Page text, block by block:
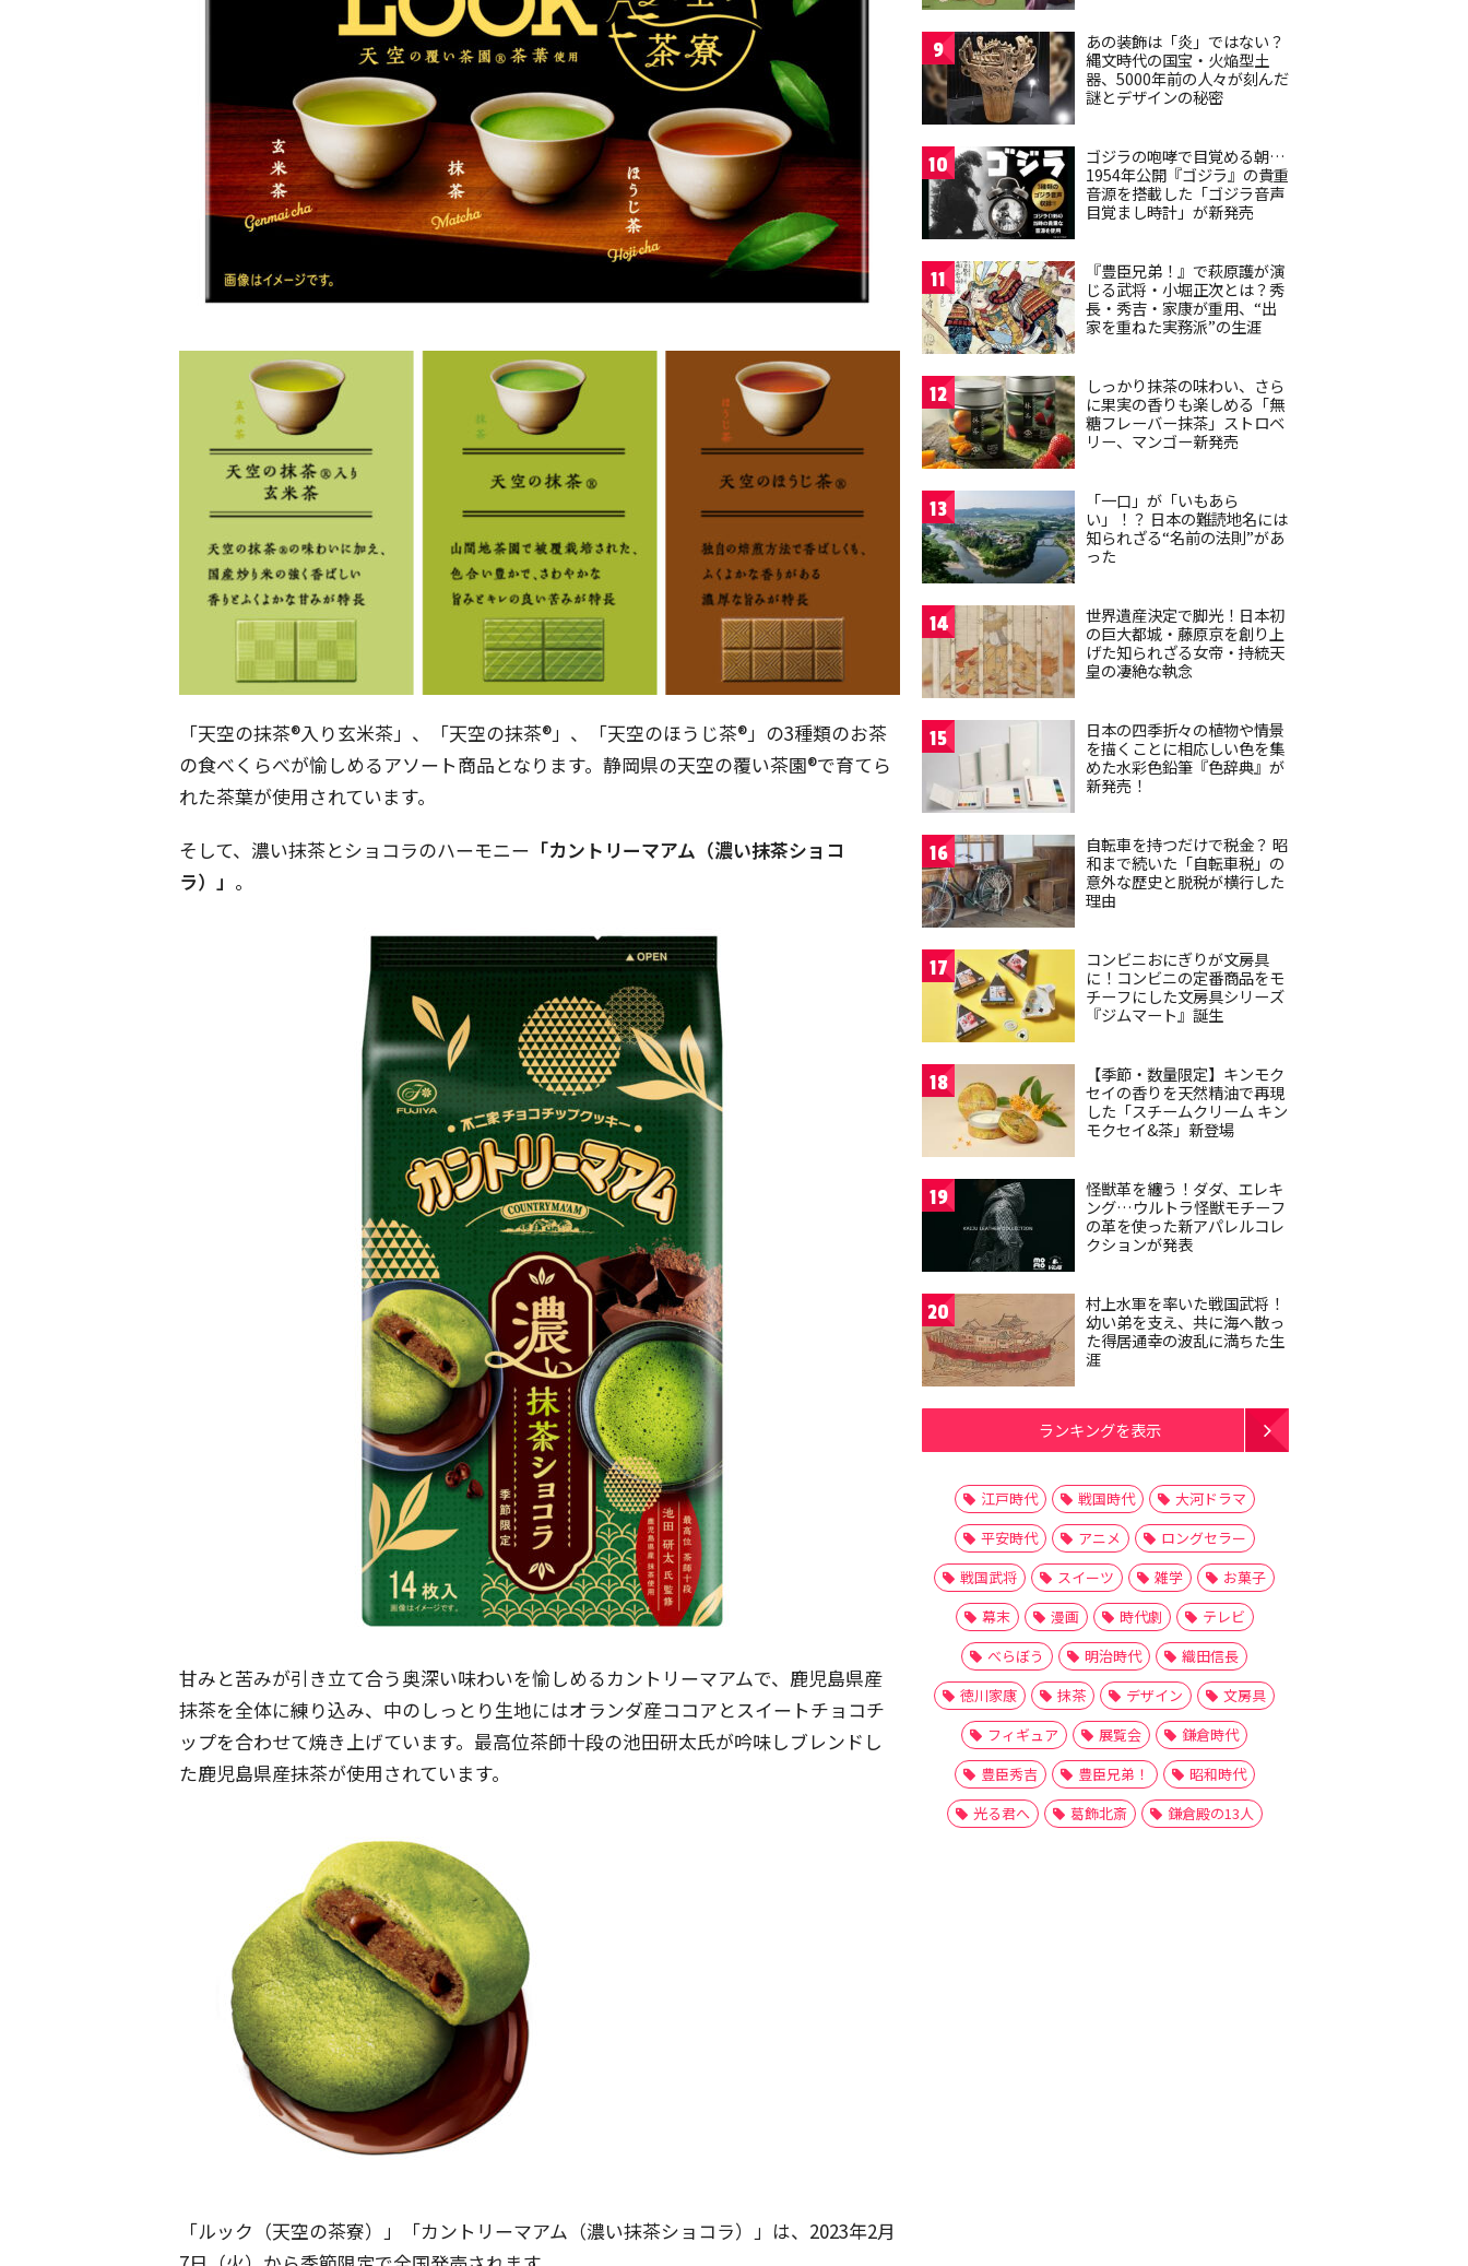
「天空の抹茶®入り玄米茶」、「天空の抹茶®」、「天空のほうじ茶®」の3種類のお茶
の食べくらべが愉しめるアソート商品となります。静岡県の天空の覆い茶園®で育てら
れた茶葉が使用されています。
そして、濃い抹茶とショコラのハーモニー 「カントリーマアム（濃い抹茶ショコ
ラ）」 。
甘みと苦みが引き立て合う奥深い味わいを愉しめるカントリーマアムで、鹿児島県産
抹茶を全体に練り込み、中のしっとり生地にはオランダ産ココアとスイートチョコチ
ップを合わせて焼き上げています。最高位茶師十段の池田研太氏が吟味しブレンドし
た鹿児島県産抹茶が使用されています。
「ルック（天空の茶寮）」「カントリーマアム（濃い抹茶ショコラ）」は、2023年2月
9
あの装飾は「炎」ではない？
縄文時代の国宝・火焔型土
器、5000年前の人々が刻んだ
謎とデザインの秘密
10
ゴジラの咆哮で目覚める朝…
1954年公開『ゴジラ』の貴重
音源を搭載した「ゴジラ音声
目覚まし時計」が新発売
11
『豊臣兄弟！』で萩原護が演
じる武将・小堀正次とは？秀
長・秀吉・家康が重用、“出
家を重ねた実務派”の生涯
12
しっかり抹茶の味わい、さら
に果実の香りも楽しめる「無
糖フレーバー抹茶」ストロベ
リー、マンゴー新発売
13
「一口」が「いもあら
い」！？ 日本の難読地名には
知られざる“名前の法則”があ
った
14
世界遺産決定で脚光！日本初
の巨大都城・藤原京を創り上
げた知られざる女帝・持統天
皇の凄絶な執念
15
日本の四季折々の植物や情景
を描くことに相応しい色を集
めた水彩色鉛筆『色辞典』が
新発売！
16
自転車を持つだけで税金？ 昭
和まで続いた「自転車税」の
意外な歴史と脱税が横行した
理由
17
コンビニおにぎりが文房具
に！コンビニの定番商品をモ
チーフにした文房具シリーズ
『ジムマート』誕生
18
【季節・数量限定】キンモク
セイの香りを天然精油で再現
した「スチームクリーム キン
モクセイ&茶」新登場
19
怪獣革を纏う！ダダ、エレキ
ング…ウルトラ怪獣モチーフ
の革を使った新アパレルコレ
クションが発表
20
村上水軍を率いた戦国武将！
幼い弟を支え、共に海へ散っ
た得居通幸の波乱に満ちた生
涯
ランキングを表示
江戸時代 戦国時代
大河ドラマ
平安時代
アニメ
ロングセラー
戦国武将
スイーツ 雑学
お菓子
幕末
漫画 時代劇
テレビ
べらぼう
明治時代
織田信長
徳川家康
抹茶 デザイン
文房具
フィギュア
展覧会
鎌倉時代
豊臣秀吉
豊臣兄弟！
昭和時代
光る君へ
葛飾北斎 鎌倉殿の13人